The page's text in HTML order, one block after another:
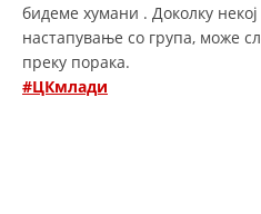
бидеме хумани . Доколку
настапување со група, може
преку порака.
#ЦКмлади